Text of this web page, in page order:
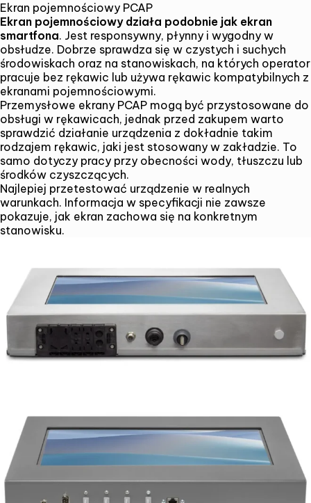
Ekran pojemnościowy PCAP
Ekran pojemnościowy działa podobnie jak ekran
smartfona. Jest responsywny, płynny i wygodny w
obsłudze. Dobrze sprawdza się w czystych i suchych
środowiskach oraz na stanowiskach, na których operator
pracuje bez rękawic lub używa rękawic kompatybilnych z
ekranami pojemnościowymi.
Przemysłowe ekrany PCAP mogą być przystosowane do
obsługi w rękawicach, jednak przed zakupem warto
sprawdzić działanie urządzenia z dokładnie takim
rodzajem rękawic, jaki jest stosowany w zakładzie. To
samo dotyczy pracy przy obecności wody, tłuszczu lub
środków czyszczących.
Najlepiej przetestować urządzenie w realnych
warunkach. Informacja w specyfikacji nie zawsze
pokazuje, jak ekran zachowa się na konkretnym
stanowisku.